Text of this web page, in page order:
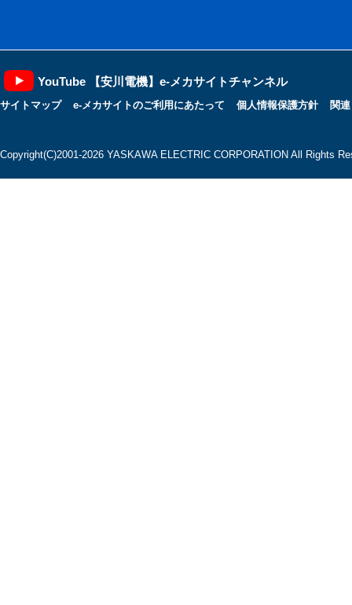
YouTube 【安川電機】e-メカサイトチャンネル
サイトマップ e-メカサイトのご利用にあたって 個人情報保護方針 関
Copyright(C)2001‐2026 YASKAWA ELECTRIC CORPORATION All Rights